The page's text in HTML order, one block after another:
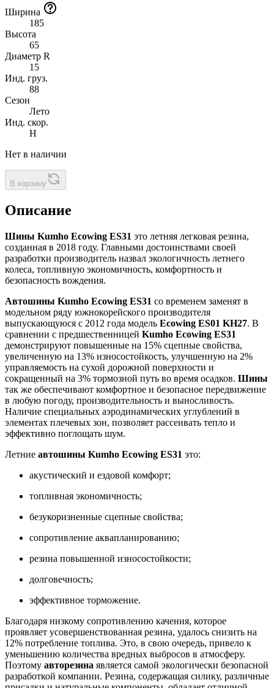
Ширина
185
Высота
65
Диаметр R
15
Инд. груз.
88
Сезон
Лето
Инд. скор.
H
Нет в наличии
В корзину
Описание
Шины Kumho Ecowing ES31 это летняя легковая резина,
созданная в 2018 году. Главными достоинствами своей
разработки производитель назвал экологичность летнего
колеса, топливную экономичность, комфортность и
безопасность вождения.
Автошины Kumho Ecowing ES31 со временем заменят в
модельном ряду южнокорейского производителя
выпускающуюся с 2012 года модель Ecowing ES01 KH27. В
сравнении с предшественницей Kumho Ecowing ES31
демонстрируют повышенные на 15% сцепные свойства,
увеличенную на 13% износостойкость, улучшенную на 2%
управляемость на сухой дорожной поверхности и
сокращенный на 3% тормозной путь во время осадков. Шины
так же обеспечивают комфортное и безопасное передвижение
в любую погоду, производительность и выносливость.
Наличие специальных аэродинамических углублений в
элементах плечевых зон, позволяет рассеивать тепло и
эффективно поглощать шум.
Летние автошины Kumho Ecowing ES31 это:
акустический и ездовой комфорт;
топливная экономичность;
безукоризненные сцепные свойства;
сопротивление аквапланированию;
резина повышенной износостойкости;
долговечность;
эффективное торможение.
Благодаря низкому сопротивлению качения, которое
проявляет усовершенствованная резина, удалось снизить на
12% потребление топлива. Это, в свою очередь, привело к
уменьшению количества вредных выбросов в атмосферу.
Поэтому авторезина является самой экологически безопасной
разработкой компании. Резина, содержащая силику, различные